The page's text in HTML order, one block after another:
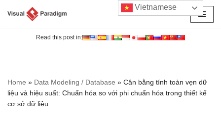
Read this post in:
Home » Data Modeling / Database » Cân bằng tính toàn vẹn dữ
liệu và hiệu suất: Chuẩn hóa so với phi chuẩn hóa trong thiết kế
cơ sở dữ liệu
Vietnamese